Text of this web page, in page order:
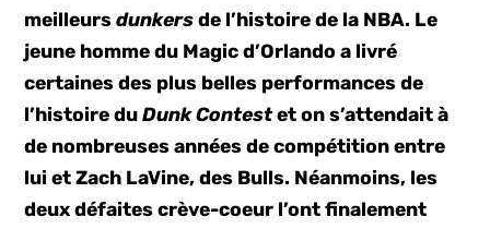
meilleursdunkersde l’histoire de la NBA. Le
jeune homme du Magic d’Orlando a livré
certaines des plus belles performances de
l’histoire duDunk Contestet on s’attendait à
de nombreuses années de compétition entre
lui et Zach LaVine, des Bulls. Néanmoins, les
deux défaites crève-coeur l’ont finalement